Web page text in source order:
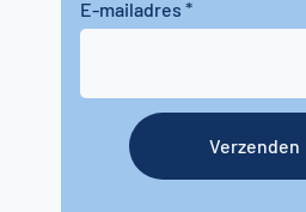
E-mailadres
Verzenden